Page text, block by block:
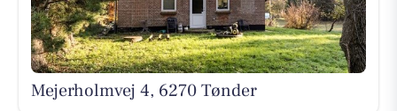
Mejerholmvej 4, 6270 Tønder